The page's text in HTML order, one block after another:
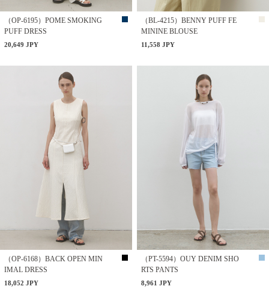
（OP-6195）POME SMOKING
PUFF DRESS
20,649 JPY
（BL-4215）BENNY PUFF FE
MININE BLOUSE
11,558 JPY
（OP-6168）BACK OPEN MIN
IMAL DRESS
18,052 JPY
（PT-5594）OUY DENIM SHO
RTS PANTS
8,961 JPY